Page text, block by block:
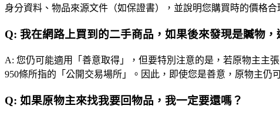
身分資料、物品來源文件（如保證書），並說明您購買時的價格
Q: 我在網路上買到的二手商品，如果後來發現是贓物，
A: 您仍可能適用「善意取得」，但要特別注意的是，若原物主主
950條所指的「公開交易場所」。因此，即使您是善意，原物主仍
Q: 如果原物主來找我要回物品，我一定要還嗎？